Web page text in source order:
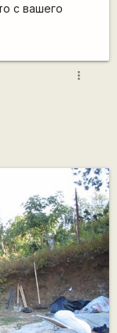
с вашего
more_vert